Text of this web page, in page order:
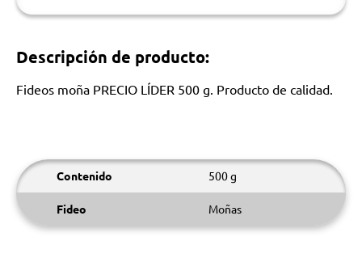
Descripción de producto:
Fideos moña PRECIO LÍDER 500 g. Producto de calidad.
Contenido 500 g
Fideo Moñas